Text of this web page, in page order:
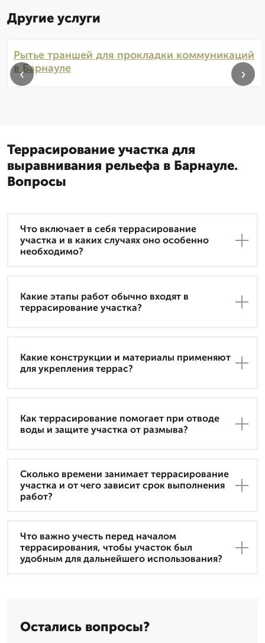
Другие услуги
Рытье траншей для прокладки коммуникаций
в Барнауле
‹ ›
Террасирование участка для
выравнивания рельефа в Барнауле.
Вопросы
Что включает в себя террасирование
участка и в каких случаях оно особенно
необходимо?
Какие этапы работ обычно входят в
террасирование участка?
Какие конструкции и материалы применяют
для укрепления террас?
Как террасирование помогает при отводе
воды и защите участка от размыва?
Сколько времени занимает террасирование
участка и от чего зависит срок выполнения
работ?
Что важно учесть перед началом
террасирования, чтобы участок был
удобным для дальнейшего использования?
Остались вопросы?